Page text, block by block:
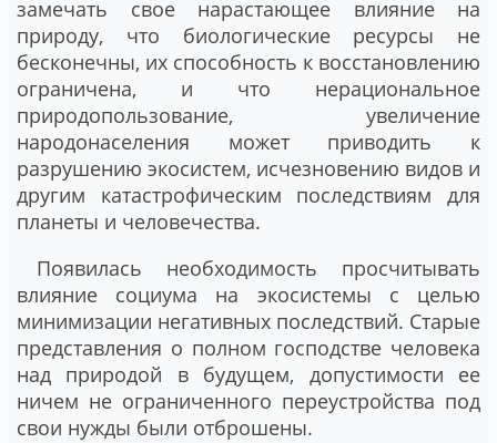
замечать свое нарастающее влияние на
природу, что биологические ресурсы не
бесконечны, их способность к восстановлению
ограничена, и что нерациональное
природопользование, увеличение
народонаселения может приводить к
разрушению экосистем, исчезновению видов и
другим катастрофическим последствиям для
планеты и человечества.
Появилась необходимость просчитывать
влияние социума на экосистемы с целью
минимизации негативных последствий. Старые
представления о полном господстве человека
над природой в будущем, допустимости ее
ничем не ограниченного переустройства под
свои нужды были отброшены.